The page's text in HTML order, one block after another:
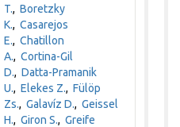
T.,Boretzky
K.,Casarejos
E.,Chatillon
A.,Cortina-Gil
D.,Datta-Pramanik
U.,Elekes Z.,Fülöp
Zs.,Galavíz D.,Geissel
H.,Giron S.,Greife